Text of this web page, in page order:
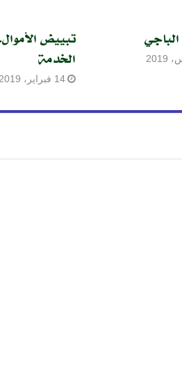
تبييض
الخدمة
14 فبراير، 2019